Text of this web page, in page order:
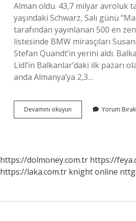
Alman oldu. 43,7 milyar avroluk
yaşındaki Schwarz, Salı günü
tarafından yayınlanan 500 en
listesinde BMW mirasçıları
Stefan Quandt’ın yerini aldı.
Lidl’in Balkanlar’daki ilk pazarı
anda Almanya’ya 2,3…
Devamını okuyun
Market
Yorum Bırak
https://dolmoney.com.tr https://
https://laka.com.tr knight online